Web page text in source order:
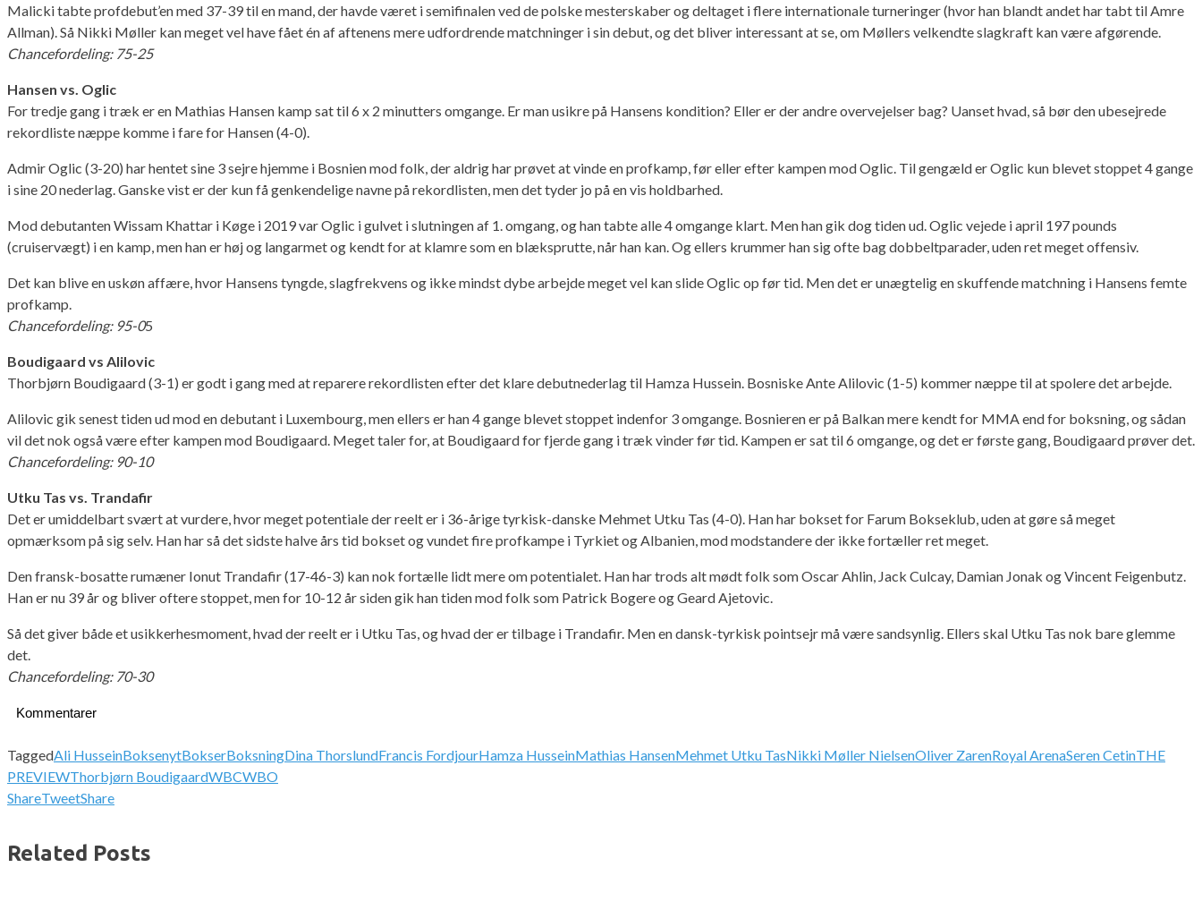
Malicki tabte profdebut’en med 37-39 til en mand, der havde været i semifinalen ved de polske mesterskaber og deltaget i flere internationale turneringer (hvor han blandt andet har tabt til Amre
Allman). Så Nikki Møller kan meget vel have fået én af aftenens mere udfordrende matchninger i sin debut, og det bliver interessant at se, om Møllers velkendte slagkraft kan være afgørende.
Chancefordeling: 75-25
Hansen vs. Oglic
For tredje gang i træk er en Mathias Hansen kamp sat til 6 x 2 minutters omgange. Er man usikre på Hansens kondition? Eller er der andre overvejelser bag? Uanset hvad, så bør den ubesejrede
rekordliste næppe komme i fare for Hansen (4-0).
Admir Oglic (3-20) har hentet sine 3 sejre hjemme i Bosnien mod folk, der aldrig har prøvet at vinde en profkamp, før eller efter kampen mod Oglic. Til gengæld er Oglic kun blevet stoppet 4 gange
i sine 20 nederlag. Ganske vist er der kun få genkendelige navne på rekordlisten, men det tyder jo på en vis holdbarhed.
Mod debutanten Wissam Khattar i Køge i 2019 var Oglic i gulvet i slutningen af 1. omgang, og han tabte alle 4 omgange klart. Men han gik dog tiden ud. Oglic vejede i april 197 pounds
(cruiservægt) i en kamp, men han er høj og langarmet og kendt for at klamre som en blæksprutte, når han kan. Og ellers krummer han sig ofte bag dobbeltparader, uden ret meget offensiv.
Det kan blive en uskøn affære, hvor Hansens tyngde, slagfrekvens og ikke mindst dybe arbejde meget vel kan slide Oglic op før tid. Men det er unægtelig en skuffende matchning i Hansens femte
profkamp.
Chancefordeling: 95-05
Boudigaard vs Alilovic
Thorbjørn Boudigaard (3-1) er godt i gang med at reparere rekordlisten efter det klare debutnederlag til Hamza Hussein. Bosniske Ante Alilovic (1-5) kommer næppe til at spolere det arbejde.
Alilovic gik senest tiden ud mod en debutant i Luxembourg, men ellers er han 4 gange blevet stoppet indenfor 3 omgange. Bosnieren er på Balkan mere kendt for MMA end for boksning, og sådan
vil det nok også være efter kampen mod Boudigaard. Meget taler for, at Boudigaard for fjerde gang i træk vinder før tid. Kampen er sat til 6 omgange, og det er første gang, Boudigaard prøver det.
Chancefordeling: 90-10
Utku Tas vs. Trandafir
Det er umiddelbart svært at vurdere, hvor meget potentiale der reelt er i 36-årige tyrkisk-danske Mehmet Utku Tas (4-0). Han har bokset for Farum Bokseklub, uden at gøre så meget
opmærksom på sig selv. Han har så det sidste halve års tid bokset og vundet fire profkampe i Tyrkiet og Albanien, mod modstandere der ikke fortæller ret meget.
Den fransk-bosatte rumæner Ionut Trandafir (17-46-3) kan nok fortælle lidt mere om potentialet. Han har trods alt mødt folk som Oscar Ahlin, Jack Culcay, Damian Jonak og Vincent Feigenbutz.
Han er nu 39 år og bliver oftere stoppet, men for 10-12 år siden gik han tiden mod folk som Patrick Bogere og Geard Ajetovic.
Så det giver både et usikkerhesmoment, hvad der reelt er i Utku Tas, og hvad der er tilbage i Trandafir. Men en dansk-tyrkisk pointsejr må være sandsynlig. Ellers skal Utku Tas nok bare glemme
det.
Chancefordeling: 70-30
Kommentarer
TaggedAli HusseinBoksenytBokserBoksningDina ThorslundFrancis FordjourHamza HusseinMathias HansenMehmet Utku TasNikki Møller NielsenOliver ZarenRoyal ArenaSeren CetinTHE
PREVIEWThorbjørn BoudigaardWBCWBO
ShareTweetShare
Related Posts